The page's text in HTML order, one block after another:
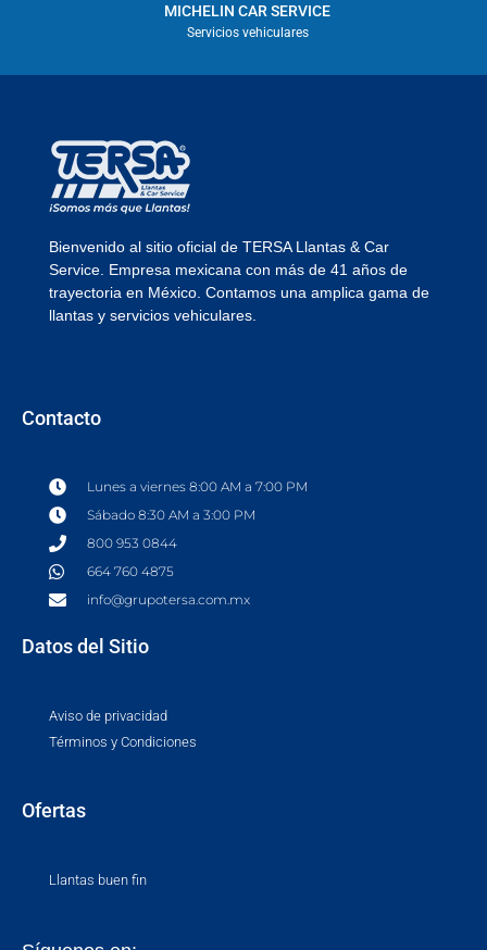
MICHELIN CAR SERVICE
Servicios vehiculares
Bienvenido al sitio oficial de TERSA Llantas & Car
Service. Empresa mexicana con más de 41 años de
trayectoria en México. Contamos una amplica gama de
llantas y servicios vehiculares.
Contacto
Lunes a viernes 8:00 AM a 7:00 PM
Sábado 8:30 AM a 3:00 PM
800 953 0844
664 760 4875
info@grupotersa.com.mx
Datos del Sitio
Aviso de privacidad
Términos y Condiciones
Ofertas
Llantas buen fin